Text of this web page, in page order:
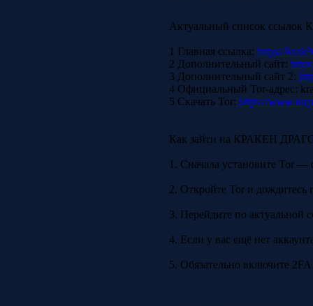
Актуальный список
1 Главная ссылка: https://
2 Дополнительный сайт:
3 Дополнительный сайт 2:
4 Официальный Tor-адрес:
5 Скачать Tor: https://
Как зайти на КРАКЕН
1. Сначала установите Tor —
2. Откройте Tor и дождитесь
3. Перейдите по актуальной
4. Если у вас ещё нет
5. Обязательно включите